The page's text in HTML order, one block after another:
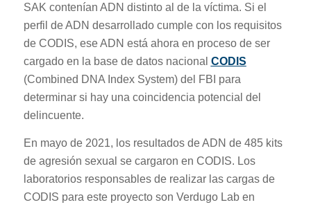
SAK contenían ADN distinto al de la víctima. Si el
perfil de ADN desarrollado cumple con los requisitos
de CODIS, ese ADN está ahora en proceso de ser
cargado en la base de datos nacional CODIS
(Combined DNA Index System) del FBI para
determinar si hay una coincidencia potencial del
delincuente.
En mayo de 2021, los resultados de ADN de 485 kits
de agresión sexual se cargaron en CODIS. Los
laboratorios responsables de realizar las cargas de
CODIS para este proyecto son Verdugo Lab en